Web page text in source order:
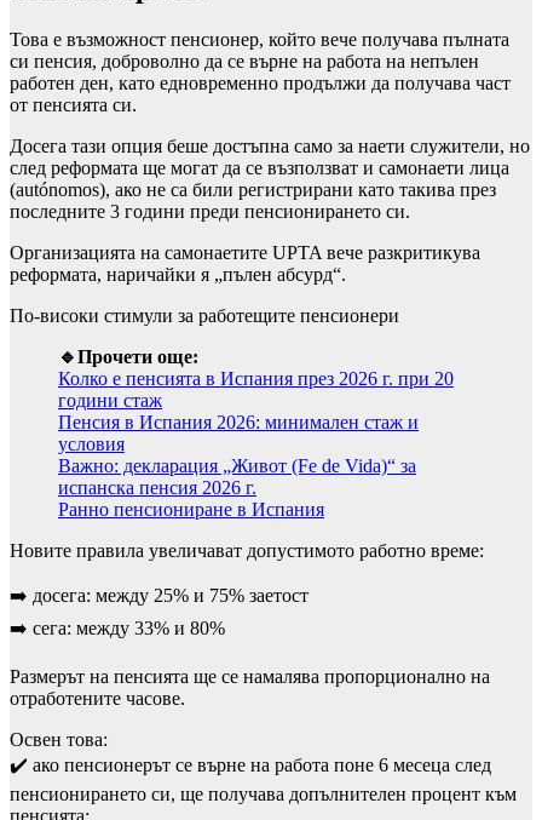
Това е възможност пенсионер, който вече получава пълната
си пенсия, доброволно да се върне на работа на непълен
работен ден, като едновременно продължи да получава част
от пенсията си.
Досега тази опция беше достъпна само за наети служители, но
след реформата ще могат да се възползват и самонаети лица
(autónomos), ако не са били регистрирани като такива през
последните 3 години преди пенсионирането си.
Организацията на самонаетите UPTA вече разкритикува
реформата, наричайки я „пълен абсурд“.
По-високи стимули за работещите пенсионери
🔹Прочети още:
Колко е пенсията в Испания през 2026 г. при 20
години стаж
Пенсия в Испания 2026: минимален стаж и
условия
Важно: декларация „Живот (Fe de Vida)“ за
испанска пенсия 2026 г.
Ранно пенсиониране в Испания
Новите правила увеличават допустимото работно време:
➡️ досега: между 25% и 75% заетост
➡️ сега: между 33% и 80%
Размерът на пенсията ще се намалява пропорционално на
отработените часове.
Освен това:
✔️ ако пенсионерът се върне на работа поне 6 месеца след
пенсионирането си, ще получава допълнителен процент към
пенсията;